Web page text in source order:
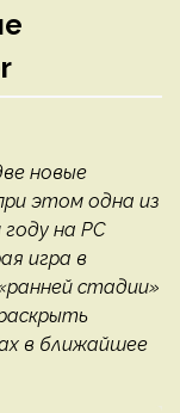
новые
этом одна из
на PC
игра в
стадии»
в ближайшее